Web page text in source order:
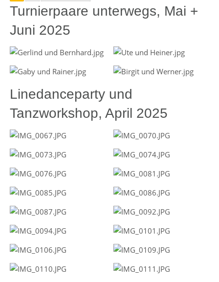
Turnierpaare unterwegs, Mai +
Juni 2025
Linedanceparty und
Tanzworkshop, April 2025